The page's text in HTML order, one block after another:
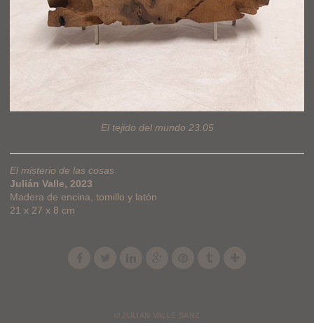
El tejido del mundo 23.05
El misterio de las cosas
Julián Valle, 2023
Madera de encina, tomillo y latón
21 x 27 x 8 cm
© JULIAN VALLE SANZ